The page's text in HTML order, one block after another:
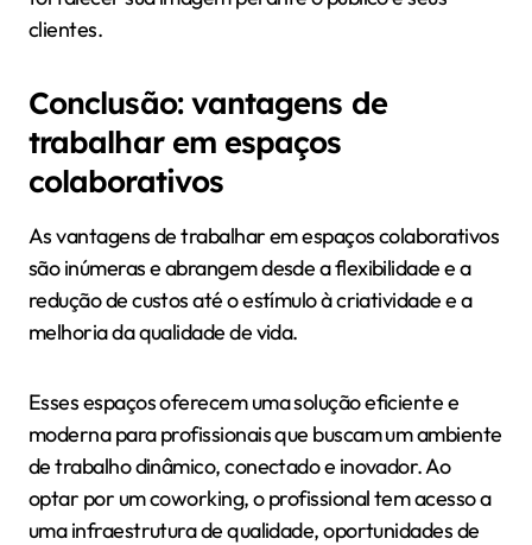
clientes.
Conclusão: vantagens de
trabalhar em espaços
colaborativos
As vantagens de trabalhar em espaços colaborativos
são inúmeras e abrangem desde a flexibilidade e a
redução de custos até o estímulo à criatividade e a
melhoria da qualidade de vida.
Esses espaços oferecem uma solução eficiente e
moderna para profissionais que buscam um ambiente
de trabalho dinâmico, conectado e inovador. Ao
optar por um coworking, o profissional tem acesso a
uma infraestrutura de qualidade, oportunidades de